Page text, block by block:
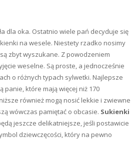
dla oka. Ostatnio wiele pań decyduje się
na wesele. Niestety rzadko nosimy
zbyt wyszukane. Z powodzeniem
weselne. Są proste, a jednocześnie
o różnych typach sylwetki. Najlepsze
panie, które mają więcej niż 170
również mogą nosić lekkie i zwiewne
wówczas pamiętać o obcasie. Sukienki
jeszcze delikatniejsze, jeśli postawicie
dziewczęcości, który na pewno